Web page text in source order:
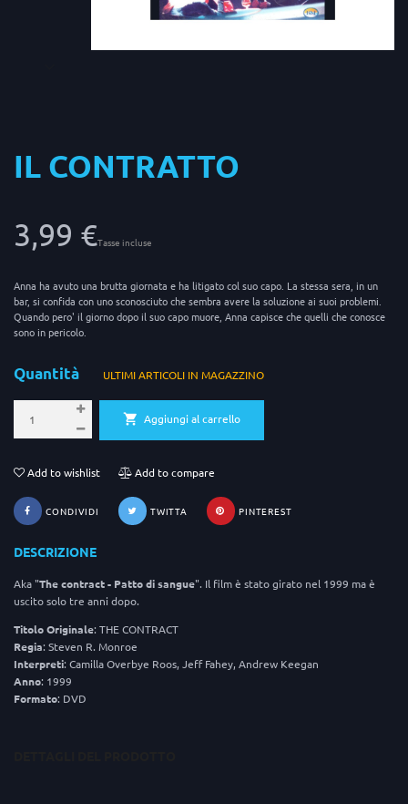
IL CONTRATTO
3,99 €Tasse incluse
Anna ha avuto una brutta giornata e ha litigato col suo capo. La stessa sera, in un
bar, si confida con uno sconosciuto che sembra avere la soluzione ai suoi problemi.
Quando pero' il giorno dopo il suo capo muore, Anna capisce che quelli che conosce
sono in pericolo.
Quantità ULTIMI ARTICOLI IN MAGAZZINO
Aggiungi al carrello
Add to wishlist Add to compare
CONDIVIDI TWITTA PINTEREST
DESCRIZIONE
Aka "The contract - Patto di sangue". Il film è stato girato nel 1999 ma è
uscito solo tre anni dopo.
TitoloOriginale: THE CONTRACT
Regia: Steven R. Monroe
Interpreti: Camilla Overbye Roos, Jeff Fahey, Andrew Keegan
Anno: 1999
Formato: DVD